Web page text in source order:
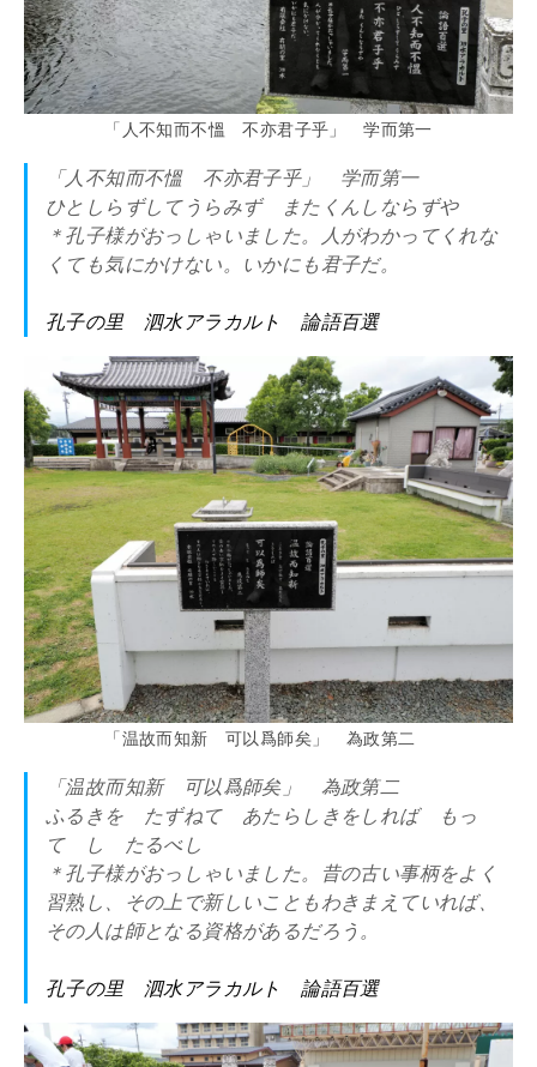
「人不知而不慍 不亦君子乎」 学而第一
「人不知而不慍 不亦君子乎」 学而第一
ひとしらずしてうらみず またくんしならずや
＊孔子様がおっしゃいました。人がわかってくれな
くても気にかけない。いかにも君子だ。
孔子の里 泗水アラカルト 論語百選
「温故而知新 可以爲師矣」 為政第二
「温故而知新 可以爲師矣」 為政第二
ふるきを たずねて あたらしきをしれば もっ
て し たるべし
＊孔子様がおっしゃいました。昔の古い事柄をよく
習熟し、その上で新しいこともわきまえていれば、
その人は師となる資格があるだろう。
孔子の里 泗水アラカルト 論語百選